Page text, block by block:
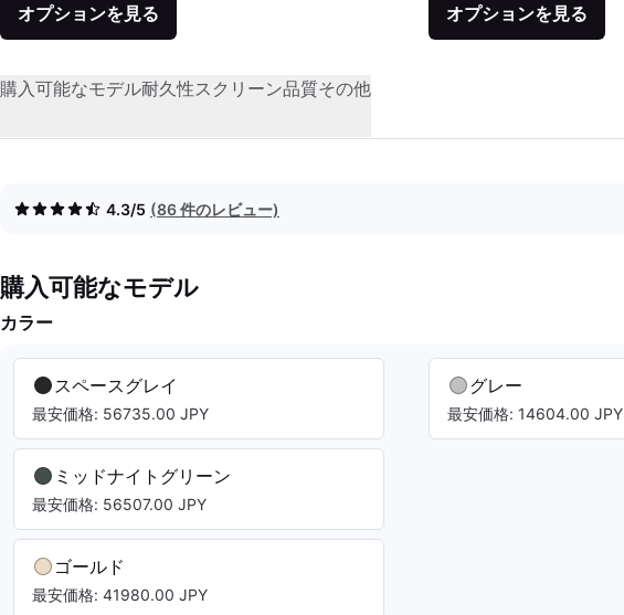
オプションを見る オプションを見る
購入可能なモデル耐久性スクリーン品質その他
4.3/5 (86 件のレビュー)
購入可能なモデル
カラー
スペースグレイ
最安価格: 56735.00 JPY
ミッドナイトグリーン
最安価格: 56507.00 JPY
ゴールド
最安価格: 41980.00 JPY
グレー
最安価格: 14604.00 JPY